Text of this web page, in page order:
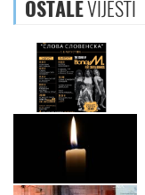
OSTALEVIJESTI